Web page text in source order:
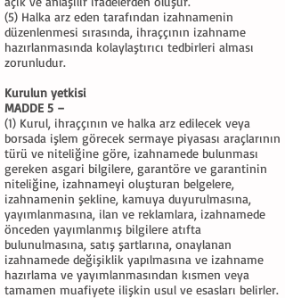
(5) Halka arz eden tarafından izahnamenin
düzenlenmesi sırasında, ihraççının izahname
hazırlanmasında kolaylaştırıcı tedbirleri alması
zorunludur.
Kurulun yetkisi
MADDE 5 –
(1) Kurul, ihraççının ve halka arz edilecek veya
borsada işlem görecek sermaye piyasası araçlarının
türü ve niteliğine göre, izahnamede bulunması
gereken asgari bilgilere, garantöre ve garantinin
niteliğine, izahnameyi oluşturan belgelere,
izahnamenin şekline, kamuya duyurulmasına,
yayımlanmasına, ilan ve reklamlara, izahnamede
önceden yayımlanmış bilgilere atıfta
bulunulmasına, satış şartlarına, onaylanan
izahnamede değişiklik yapılmasına ve izahname
hazırlama ve yayımlanmasından kısmen veya
tamamen muafiyete ilişkin usul ve esasları belirler.